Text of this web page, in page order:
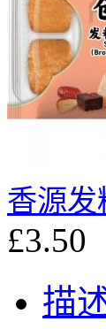
香源发
£3.50
描